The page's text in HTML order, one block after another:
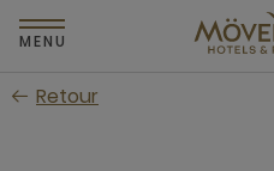
Passer
au
principal
MENU
Retour